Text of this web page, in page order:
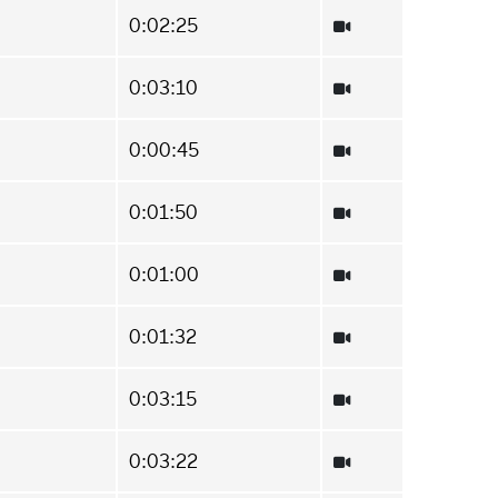
0:02:25
0:03:10
0:00:45
0:01:50
0:01:00
0:01:32
0:03:15
0:03:22